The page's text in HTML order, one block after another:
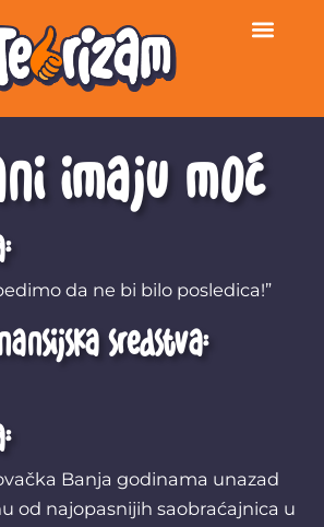
imaju moć
da ne bi bilo posledica!”
sredstva:
Banja godinama unazad
od najopasnijih saobraćajnica u